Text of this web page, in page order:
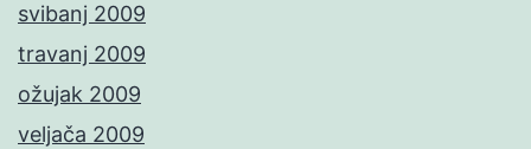
svibanj 2009
travanj 2009
ožujak 2009
veljača 2009